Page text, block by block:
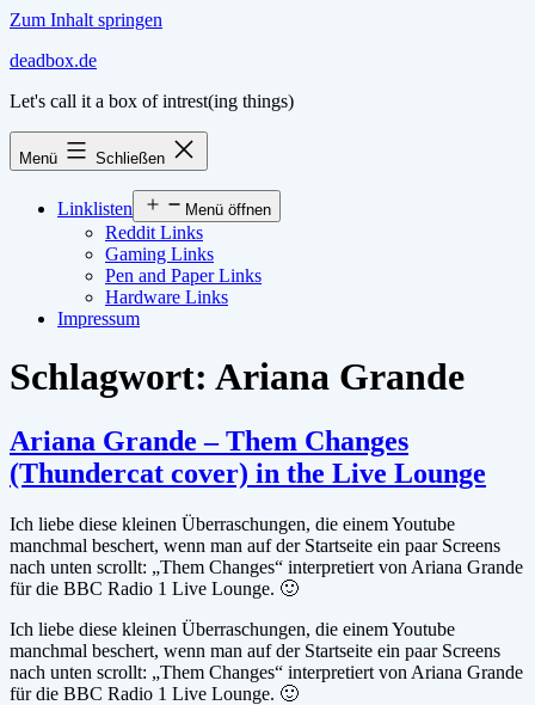
Zum Inhalt springen
deadbox.de
Let's call it a box of intrest(ing things)
Menü Schließen
Linklisten Menü öffnen
Reddit Links
Gaming Links
Pen and Paper Links
Hardware Links
Impressum
Schlagwort: Ariana Grande
Ariana Grande – Them Changes
(Thundercat cover) in the Live Lounge
Ich liebe diese kleinen Überraschungen, die einem Youtube
manchmal beschert, wenn man auf der Startseite ein paar Screens
nach unten scrollt: „Them Changes“ interpretiert von Ariana Grande
für die BBC Radio 1 Live Lounge. 🙂
Ich liebe diese kleinen Überraschungen, die einem Youtube
manchmal beschert, wenn man auf der Startseite ein paar Screens
nach unten scrollt: „Them Changes“ interpretiert von Ariana Grande
für die BBC Radio 1 Live Lounge. 🙂